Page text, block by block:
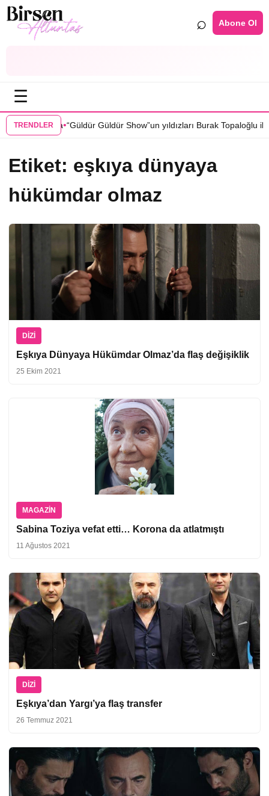
⌕ Abone Ol
☰
TRENDLER
kadrosunda “Güldür Güldür Show”un yıldızları Burak Topaloğlu ile
Etiket: eşkıya dünyaya
hükümdar olmaz
DIZI
Eşkıya Dünyaya Hükümdar Olmaz’da flaş değişiklik
25 Ekim 2021
MAGAZIN
Sabina Toziya vefat etti… Korona da atlatmıştı
11 Ağustos 2021
DIZI
Eşkıya’dan Yargı’ya flaş transfer
26 Temmuz 2021